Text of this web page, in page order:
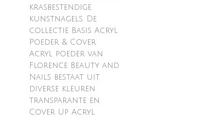
krasbestendige
kunstnagels. De
collectie Basis Acryl
Poeder & Cover
Acryl poeder van
Florence Beauty and
Nails bestaat uit
diverse kleuren
transparante en
Cover Up Acryl